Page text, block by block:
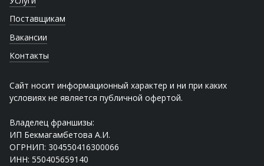
Поставщикам
Вакансии
Контакты
Сайт носит информационный характер и ни при каких
условиях не является публичной офертой.
Владелец франшизы:
ИП Бекмагамбетова А.И.
ОГРНИП: 304550416300066
ИНН: 550405659140